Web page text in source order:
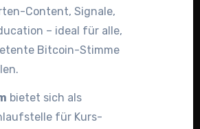
Content, Signale,
– ideal für alle,
Bitcoin-Stimme
bietet sich als
für Kurs-